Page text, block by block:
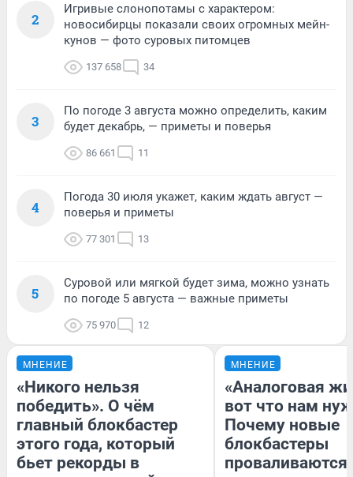
2
Игривые слонопотамы с характером:
новосибирцы показали своих огромных мейн-
кунов — фото суровых питомцев
137 658 34
3
По погоде 3 августа можно определить, каким
будет декабрь, — приметы и поверья
86 661 11
4
Погода 30 июля укажет, каким ждать август —
поверья и приметы
77 301 13
5
Суровой или мягкой будет зима, можно узнать
по погоде 5 августа — важные приметы
75 970 12
МНЕНИЕ
«Никого нельзя
победить». О чём
главный блокбастер
этого года, который
бьет рекорды в
МНЕНИЕ
«Аналоговая
вот что нам
Почему новые
блокбастеры